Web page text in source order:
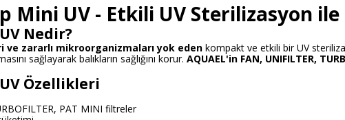
Mini UV - Etkili UV Sterilizasyon
Nedir?
ve zararlı mikroorganizmaları yok eden kompakt ve etkili bir UV
sağlayarak balıkların sağlığını korur. AQUAEL'in FAN, UNIFILTER,
Özellikleri
PAT MINI filtreler